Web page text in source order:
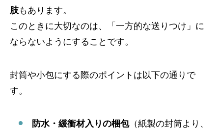
肢もあります。
このときに大切なのは、「一方的な送りつけ」に
ならないようにすることです。
封筒や小包にする際のポイントは以下の通りで
す。
防水・緩衝材入りの梱包（紙製の封筒より、